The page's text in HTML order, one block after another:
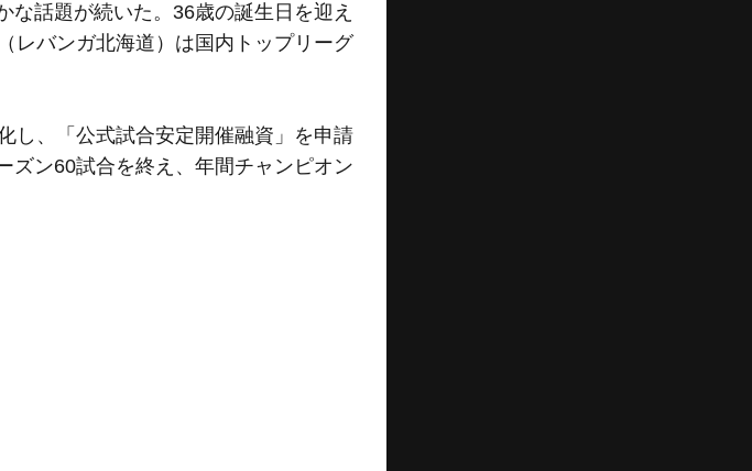
話題が続いた。36歳の誕生日を迎え
レバンガ北海道）は国内トップリーグ
し、「公式試合安定開催融資」を申請
ズン60試合を終え、年間チャンピオン